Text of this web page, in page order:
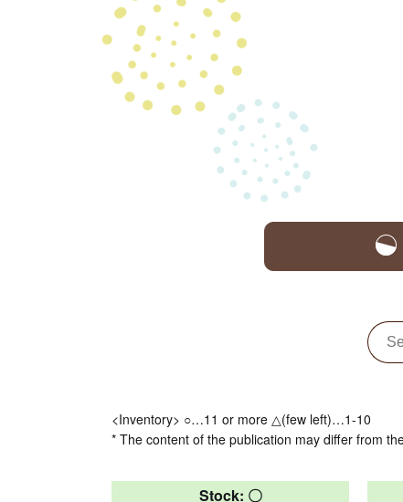
<Inventory> ○…11 or more △(few left)…1-10
* The content of the publication may differ from
Stock: 〇